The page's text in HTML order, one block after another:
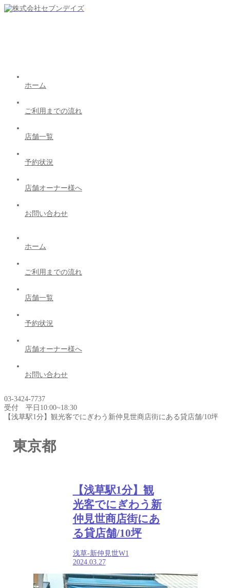
ホーム
ご利用までの流れ
店舗一覧
予約状況
店舗オーナー様へ
お問い合わせ
ホーム
ご利用までの流れ
店舗一覧
予約状況
店舗オーナー様へ
お問い合わせ
03-3424-7737
受付 平日10:00~18:30
【浅草駅1分】観光客でにぎわう新仲見世商店街にある貸店舗/10坪
東京都
【浅草駅1分】観
光客でにぎわう新
仲見世商店街にあ
る貸店舗/10坪
浅草-新仲見世W1
2024.03.27